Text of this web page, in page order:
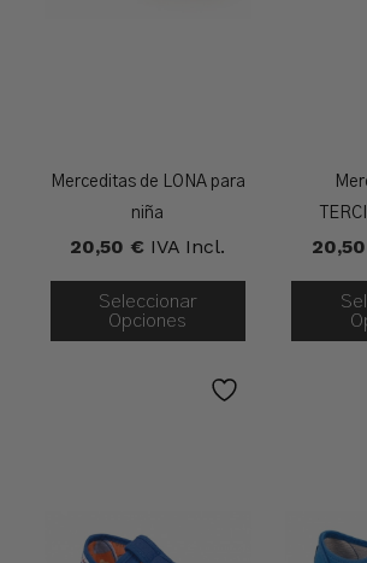
Merceditas de LONA para
niña
20,50 € IVA Incl.
Seleccionar
Opciones
20,50